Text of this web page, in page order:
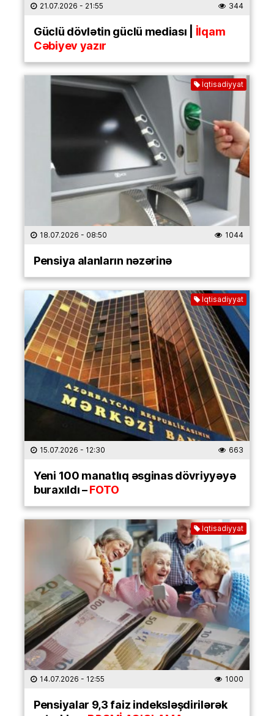
21.07.2026 - 21:55 344
Güclü dövlətin güclü mediası | İlqam
Cəbiyev yazır
İqtisadiyyat
18.07.2026 - 08:50 1044
Pensiya alanların nəzərinə
İqtisadiyyat
15.07.2026 - 12:30 663
Yeni 100 manatlıq əsginas dövriyyəyə
buraxıldı –FOTO
İqtisadiyyat
14.07.2026 - 12:55 1000
Pensiyalar 9,3 faiz indeksləşdirilərək